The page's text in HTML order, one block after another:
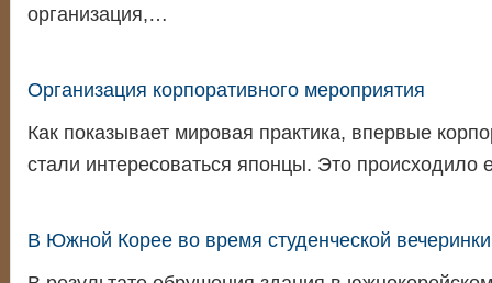
организация,…
Организация корпоративного мероприятия
Как показывает мировая практика, впервые
стали интересоваться японцы. Это
В Южной Корее во время студенческой